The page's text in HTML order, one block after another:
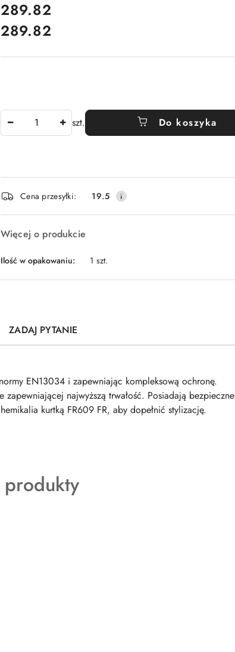
cena:
289.82
Cena:
289.82
szt. Do koszyka
Dostępność
i
dostawa
Cena przesyłki: 19.5
Więcej o produkcie
Ilość w opakowaniu: 1 szt.
ZADAJ PYTANIE
EN13034 i zapewniając kompleksową ochronę.
najwyższą trwałość. Posiadają bezpieczne
kurtką FR609 FR, aby dopełnić stylizację.